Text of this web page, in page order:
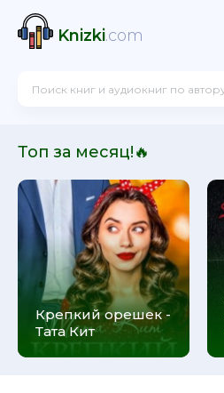
Knizki.com
Топ за месяц!🔥
Крепкий орешек -
Тата Кит